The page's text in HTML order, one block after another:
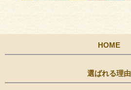
HOME
選ばれる理由